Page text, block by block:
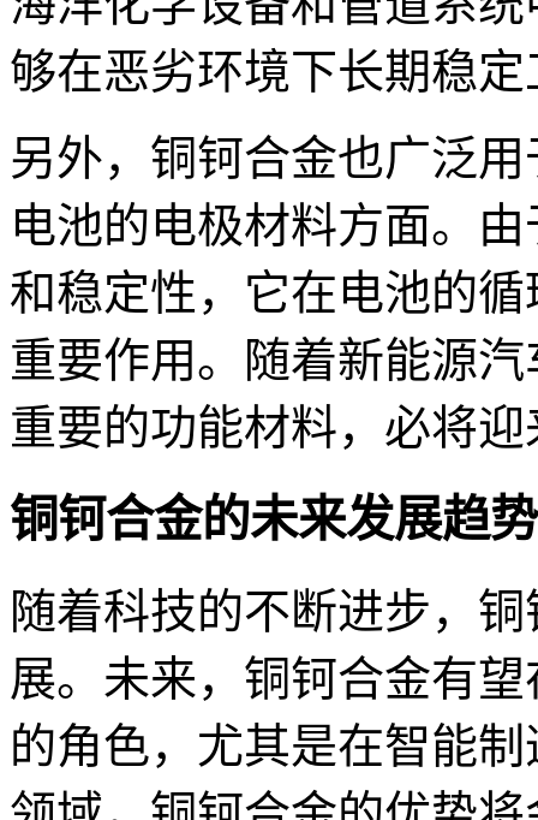
够在恶劣环境下长期稳定
另外，铜钶合金也广泛
电池的电极材料方面。
和稳定性，它在电池的
重要作用。随着新能源
重要的功能材料，必将
铜钶合金的未来发展趋势
随着科技的不断进步，
展。未来，铜钶合金有
的角色，尤其是在智能